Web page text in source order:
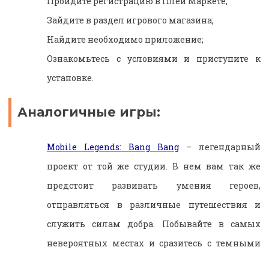
Зайдите в раздел игрового магазина;
Найдите необходимо приложение;
Ознакомьтесь с условиями и приступите к
установке.
Аналогичные игры:
Mobile Legends: Bang Bang – легендарный
проект от той же студии. В нем вам так же
предстоит развивать умения героев,
отправляться в различные путешествия и
служить силам добра. Побывайте в самых
невероятных местах и сразитесь с темными